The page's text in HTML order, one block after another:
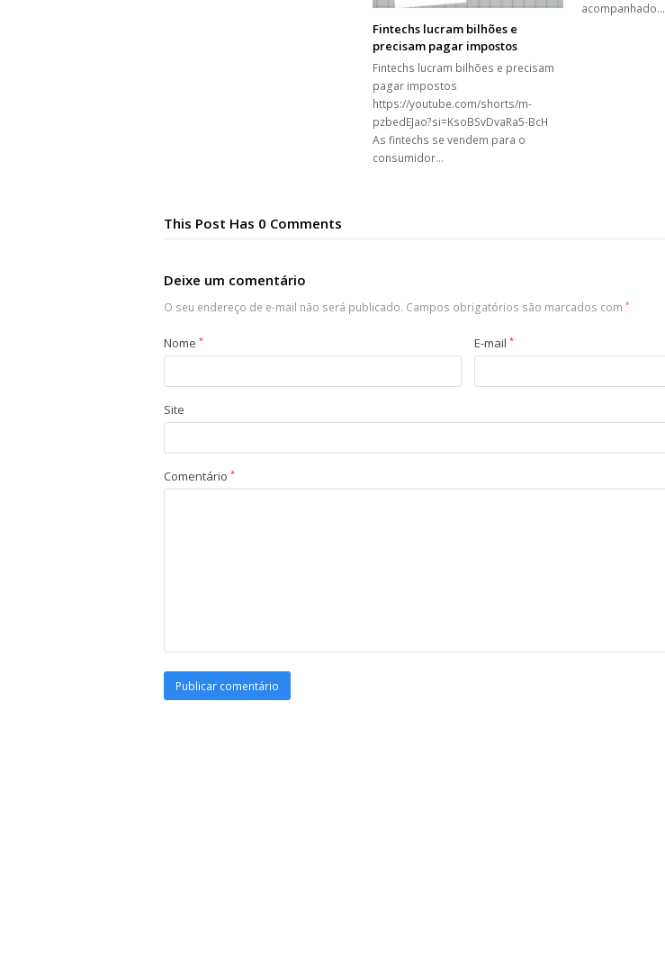
Fintechs lucram bilhões e
precisam pagar impostos
Fintechs lucram bilhões e precisam
pagar impostos
https://youtube.com/shorts/m-
pzbedEJao?si=KsoBSvDvaRa5-BcH
As fintechs se vendem para o
consumidor…
acompanhado…
This Post Has 0 Comments
Deixe um comentário
O seu endereço de e-mail não será publicado. Campos obrigatórios são marcados com *
Nome * E-mail *
Site
Comentário *